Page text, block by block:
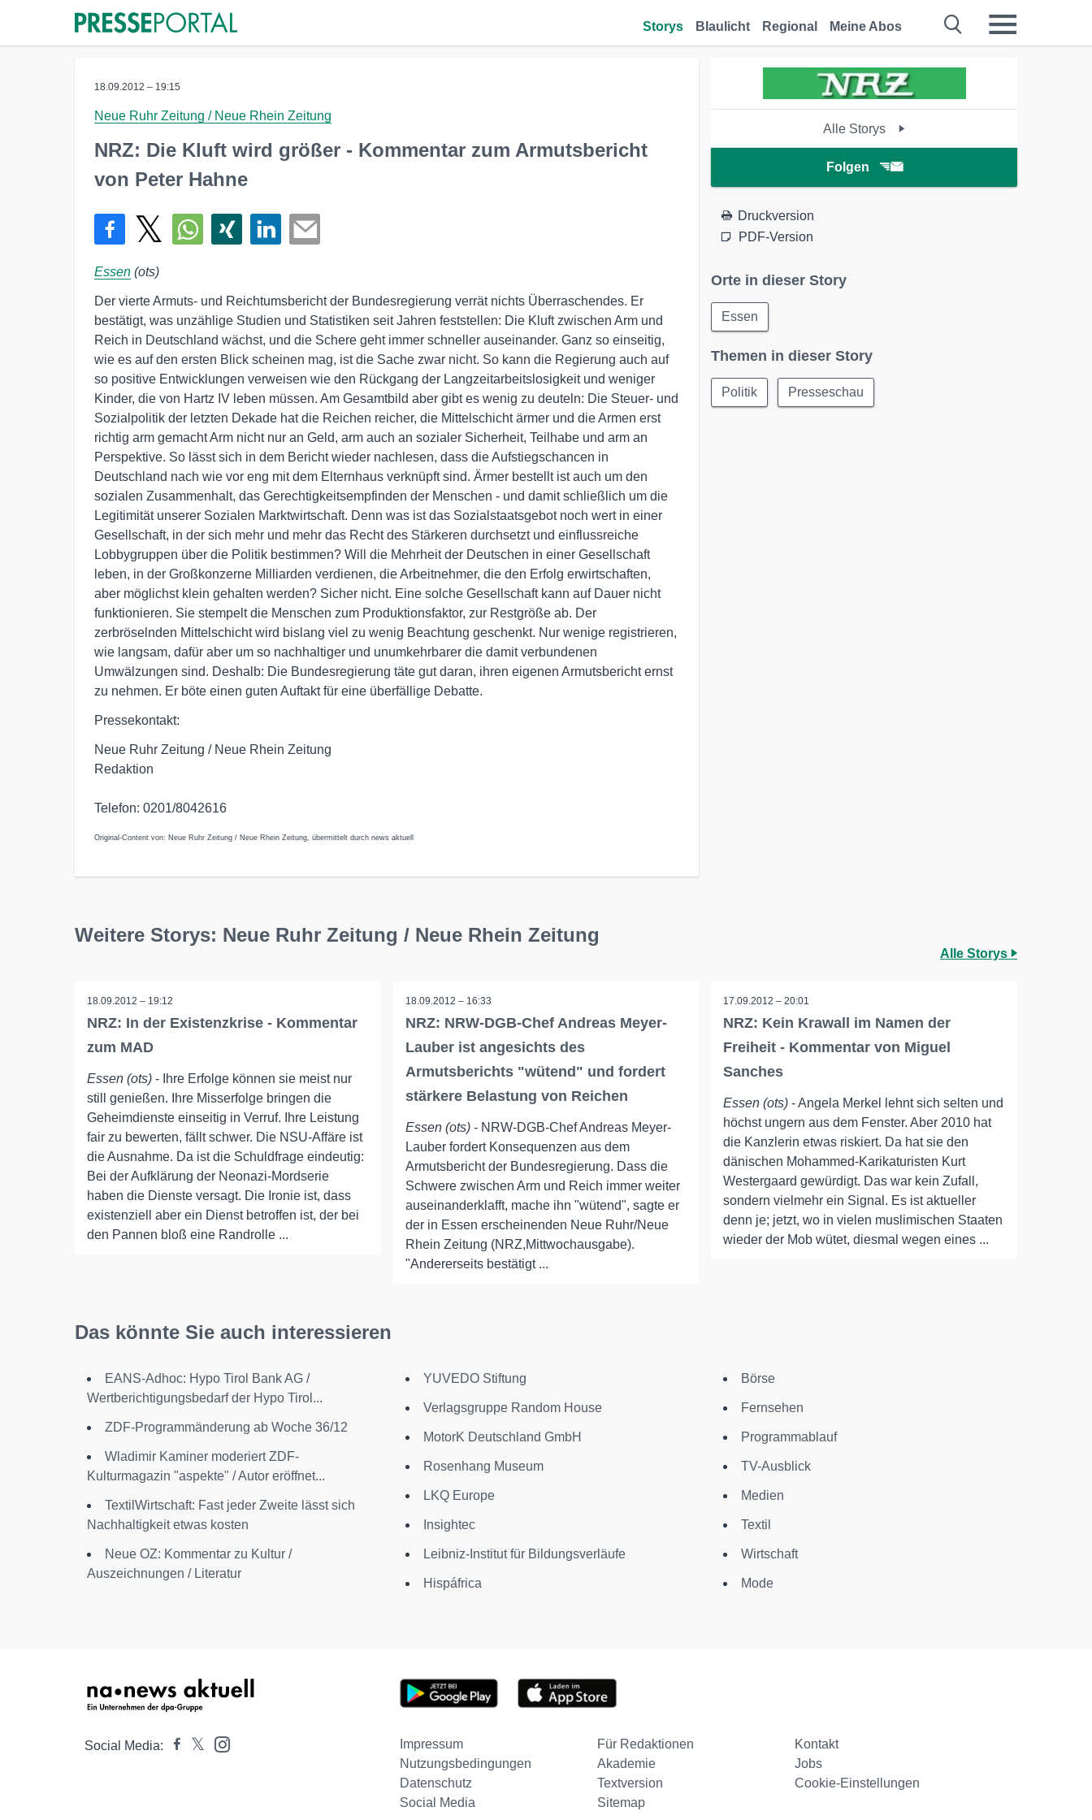
Storys Blaulicht Regional Meine Abos
18.09.2012 – 19:15
Neue Ruhr Zeitung / Neue Rhein Zeitung
NRZ: Die Kluft wird größer - Kommentar zum Armutsbericht
von Peter Hahne
Essen (ots)
Der vierte Armuts- und Reichtumsbericht der Bundesregierung verrät nichts Überraschendes. Er
bestätigt, was unzählige Studien und Statistiken seit Jahren feststellen: Die Kluft zwischen Arm und
Reich in Deutschland wächst, und die Schere geht immer schneller auseinander. Ganz so einseitig,
wie es auf den ersten Blick scheinen mag, ist die Sache zwar nicht. So kann die Regierung auch auf
so positive Entwicklungen verweisen wie den Rückgang der Langzeitarbeitslosigkeit und weniger
Kinder, die von Hartz IV leben müssen. Am Gesamtbild aber gibt es wenig zu deuteln: Die Steuer- und
Sozialpolitik der letzten Dekade hat die Reichen reicher, die Mittelschicht ärmer und die Armen erst
richtig arm gemacht Arm nicht nur an Geld, arm auch an sozialer Sicherheit, Teilhabe und arm an
Perspektive. So lässt sich in dem Bericht wieder nachlesen, dass die Aufstiegschancen in
Deutschland nach wie vor eng mit dem Elternhaus verknüpft sind. Ärmer bestellt ist auch um den
sozialen Zusammenhalt, das Gerechtigkeitsempfinden der Menschen - und damit schließlich um die
Legitimität unserer Sozialen Marktwirtschaft. Denn was ist das Sozialstaatsgebot noch wert in einer
Gesellschaft, in der sich mehr und mehr das Recht des Stärkeren durchsetzt und einflussreiche
Lobbygruppen über die Politik bestimmen? Will die Mehrheit der Deutschen in einer Gesellschaft
leben, in der Großkonzerne Milliarden verdienen, die Arbeitnehmer, die den Erfolg erwirtschaften,
aber möglichst klein gehalten werden? Sicher nicht. Eine solche Gesellschaft kann auf Dauer nicht
funktionieren. Sie stempelt die Menschen zum Produktionsfaktor, zur Restgröße ab. Der
zerbröselnden Mittelschicht wird bislang viel zu wenig Beachtung geschenkt. Nur wenige registrieren,
wie langsam, dafür aber um so nachhaltiger und unumkehrbarer die damit verbundenen
Umwälzungen sind. Deshalb: Die Bundesregierung täte gut daran, ihren eigenen Armutsbericht ernst
zu nehmen. Er böte einen guten Auftakt für eine überfällige Debatte.
Pressekontakt:
Neue Ruhr Zeitung / Neue Rhein Zeitung
Redaktion
Telefon: 0201/8042616
Original-Content von: Neue Ruhr Zeitung / Neue Rhein Zeitung, übermittelt durch news aktuell
Alle Storys
Folgen
Druckversion
PDF-Version
Orte in dieser Story
Essen
Themen in dieser Story
Politik Presseschau
Weitere Storys: Neue Ruhr Zeitung / Neue Rhein Zeitung
Alle Storys
18.09.2012 – 19:12
NRZ: In der Existenzkrise - Kommentar
zum MAD
Essen (ots) - Ihre Erfolge können sie meist nur
still genießen. Ihre Misserfolge bringen die
Geheimdienste einseitig in Verruf. Ihre Leistung
fair zu bewerten, fällt schwer. Die NSU-Affäre ist
die Ausnahme. Da ist die Schuldfrage eindeutig:
Bei der Aufklärung der Neonazi-Mordserie
haben die Dienste versagt. Die Ironie ist, dass
existenziell aber ein Dienst betroffen ist, der bei
den Pannen bloß eine Randrolle ...
18.09.2012 – 16:33
NRZ: NRW-DGB-Chef Andreas Meyer-
Lauber ist angesichts des
Armutsberichts "wütend" und fordert
stärkere Belastung von Reichen
Essen (ots)- NRW-DGB-Chef Andreas Meyer-
Lauber fordert Konsequenzen aus dem
Armutsbericht der Bundesregierung. Dass die
Schwere zwischen Arm und Reich immer weiter
auseinanderklafft, mache ihn "wütend", sagte er
der in Essen erscheinenden Neue Ruhr/Neue
Rhein Zeitung (NRZ,Mittwochausgabe).
"Andererseits bestätigt ...
17.09.2012 – 20:01
NRZ: Kein Krawall im Namen der
Freiheit - Kommentar von Miguel
Sanches
Essen (ots) - Angela Merkel lehnt sich selten und
höchst ungern aus dem Fenster. Aber 2010 hat
die Kanzlerin etwas riskiert. Da hat sie den
dänischen Mohammed-Karikaturisten Kurt
Westergaard gewürdigt. Das war kein Zufall,
sondern vielmehr ein Signal. Es ist aktueller
denn je; jetzt, wo in vielen muslimischen Staaten
wieder der Mob wütet, diesmal wegen eines ...
Das könnte Sie auch interessieren
EANS-Adhoc: Hypo Tirol Bank AG /
Wertberichtigungsbedarf der Hypo Tirol...
ZDF-Programmänderung ab Woche 36/12
Wladimir Kaminer moderiert ZDF-
Kulturmagazin "aspekte" / Autor eröffnet...
TextilWirtschaft: Fast jeder Zweite lässt sich
Nachhaltigkeit etwas kosten
Neue OZ: Kommentar zu Kultur /
Auszeichnungen / Literatur
YUVEDO Stiftung
Verlagsgruppe Random House
MotorK Deutschland GmbH
Rosenhang Museum
LKQ Europe
Insightec
Leibniz-Institut für Bildungsverläufe
Hispáfrica
Börse
Fernsehen
Programmablauf
TV-Ausblick
Medien
Textil
Wirtschaft
Mode
Social Media: Impressum Für Redaktionen
Kontakt
Nutzungsbedingungen
Akademie
Jobs
Datenschutz
Textversion
Cookie-Einstellungen
Social Media
Sitemap